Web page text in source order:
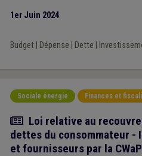
1er Juin 2024
Budget| Dépense Dette
Sociale énergie Finances et
Actualité
Loi relative au
dettes du consommateur -
et fournisseurs par la